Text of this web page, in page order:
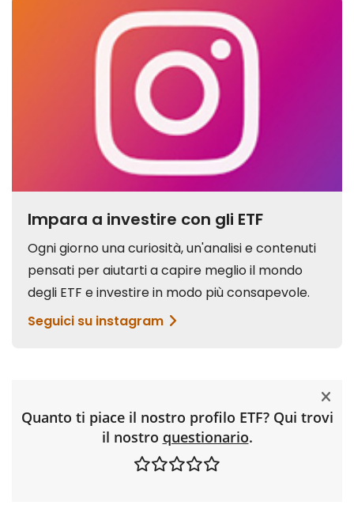
Quanto ti piace il nostro profilo ETF? Qui trovi
il nostro questionario.